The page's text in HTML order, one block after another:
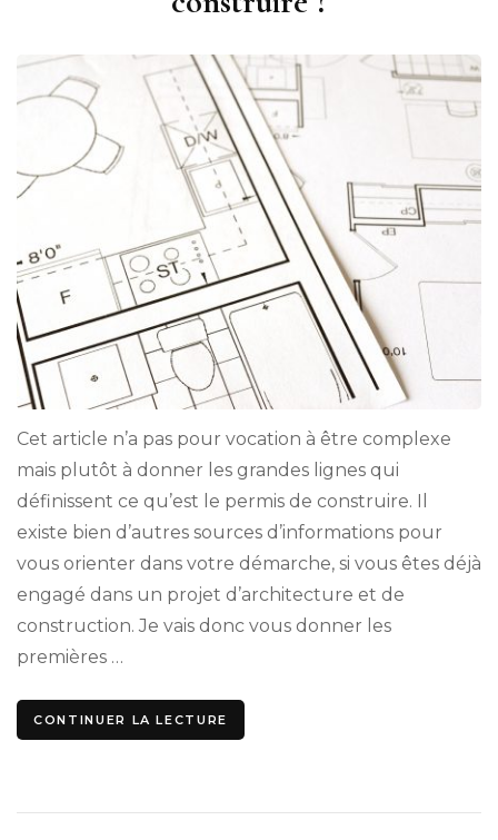
Cet article n’a pas pour vocation à être complexe
mais plutôt à donner les grandes lignes qui
définissent ce qu’est le permis de construire. Il
existe bien d’autres sources d’informations pour
vous orienter dans votre démarche, si vous êtes déjà
engagé dans un projet d’architecture et de
construction. Je vais donc vous donner les
premières …
CONTINUER LA LECTURE